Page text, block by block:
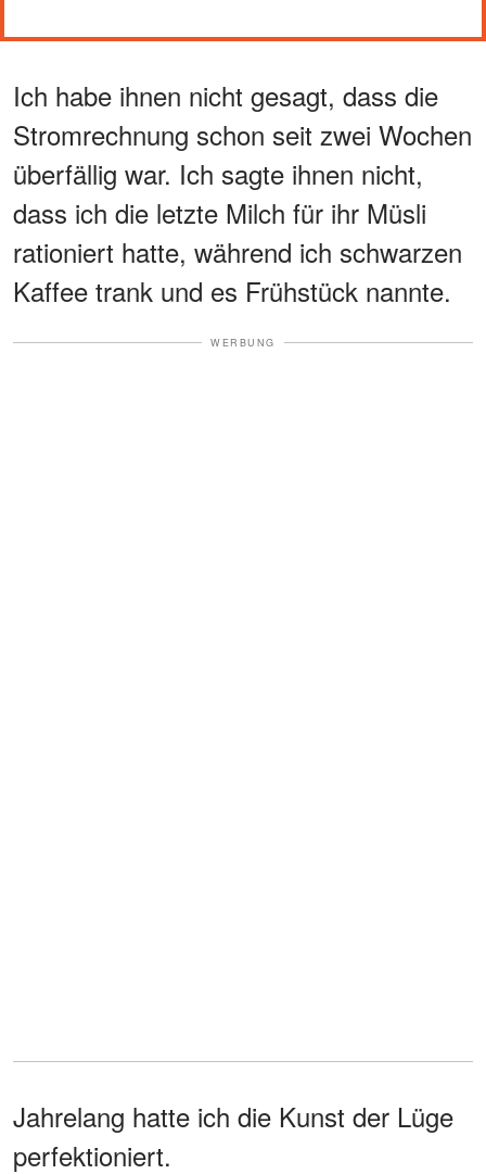
Ich habe ihnen nicht gesagt, dass die
Stromrechnung schon seit zwei Wochen
überfällig war. Ich sagte ihnen nicht,
dass ich die letzte Milch für ihr Müsli
rationiert hatte, während ich schwarzen
Kaffee trank und es Frühstück nannte.
WERBUNG
Jahrelang hatte ich die Kunst der Lüge
perfektioniert.